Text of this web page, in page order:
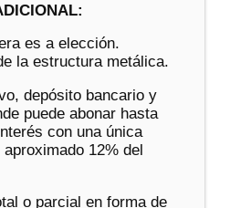
es a elección.
la estructura metálica.
depósito bancario y
puede abonar hasta
con una única
12% del
o parcial en forma de